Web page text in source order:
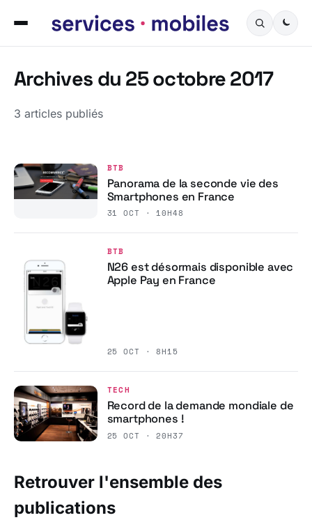
Archives du 25 octobre 2017
3 articles publiés
BTB
Panorama de la seconde vie des
Smartphones en France
31 OCT · 10H48
BTB
N26 est désormais disponible avec
Apple Pay en France
25 OCT · 8H15
TECH
Record de la demande mondiale de
smartphones !
25 OCT · 20H37
Retrouver l'ensemble des
publications